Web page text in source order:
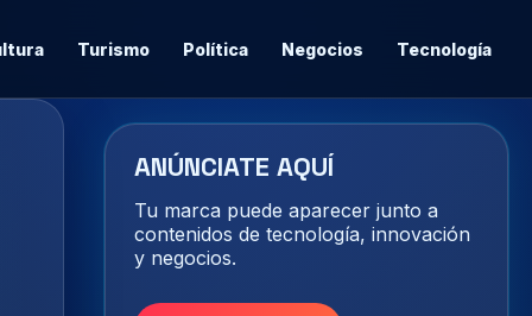
Turismo Política Negocios Tecnología
ANÚNCIATE AQUÍ
Tu marca puede aparecer junto a
contenidos de tecnología, innovación
y negocios.